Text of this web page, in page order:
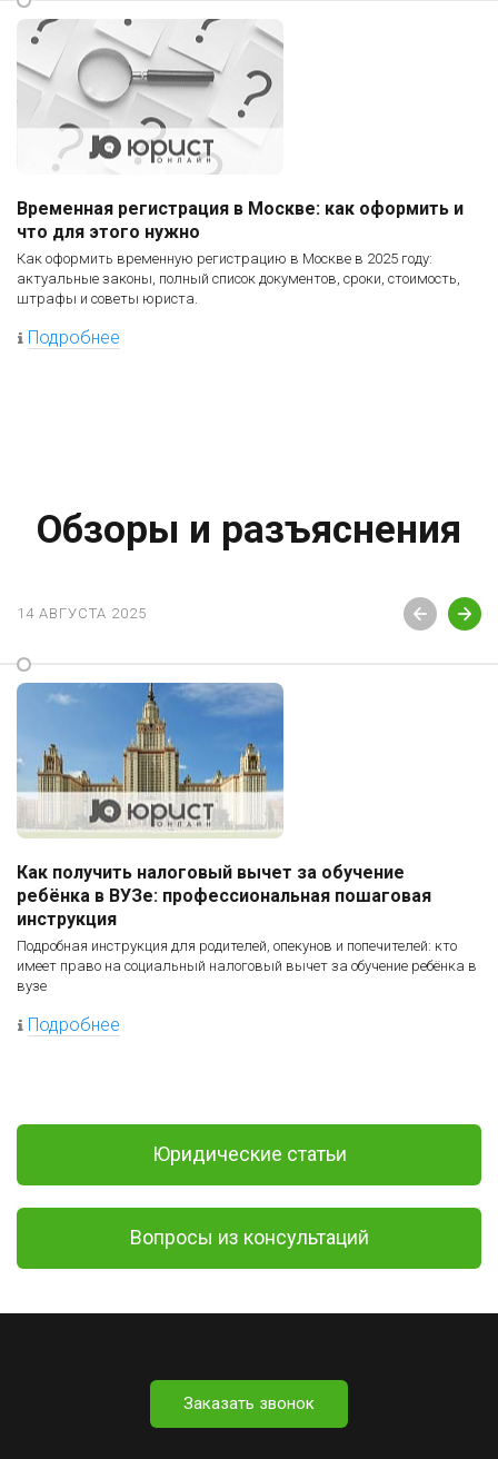
Временная регистрация в Москве: как оформить и
что для этого нужно
Как оформить временную регистрацию в Москве в 2025 году:
актуальные законы, полный список документов, сроки, стоимость,
штрафы и советы юриста.
Подробнее
Обзоры и разъяснения
14 АВГУСТА 2025
Как получить налоговый вычет за обучение
ребёнка в ВУЗе: профессиональная пошаговая
инструкция
Подробная инструкция для родителей, опекунов и попечителей: кто
имеет право на социальный налоговый вычет за обучение ребёнка в
вузе
Подробнее
Юридические статьи
Вопросы из консультаций
Заказать звонок